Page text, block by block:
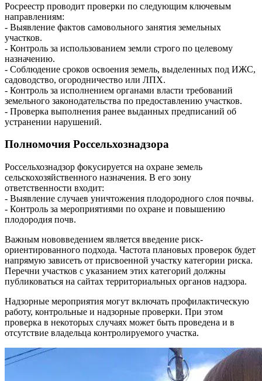
Росреестр проводит проверки по следующим ключевым
направлениям:
- Выявление фактов самовольного занятия земельных
участков.
- Контроль за использованием земли строго по целевому
назначению.
- Соблюдение сроков освоения земель, выделенных под ИЖС,
садоводство, огородничество или ЛПХ.
- Контроль за исполнением органами власти требований
земельного законодательства по предоставлению участков.
- Проверка выполнения ранее выданных предписаний об
устранении нарушений.
Полномочия Россельхознадзора
Россельхознадзор фокусируется на охране земель
сельскохозяйственного назначения. В его зону
ответственности входит:
- Выявление случаев уничтожения плодородного слоя почвы.
- Контроль за мероприятиями по охране и повышению
плодородия почв.
Важным нововведением является введение риск-
ориентированного подхода. Частота плановых проверок будет
напрямую зависеть от присвоенной участку категории риска.
Перечни участков с указанием этих категорий должны
публиковаться на сайтах территориальных органов надзора.
Надзорные мероприятия могут включать профилактическую
работу, контрольные и надзорные проверки. При этом
проверка в некоторых случаях может быть проведена и в
отсутствие владельца контролируемого участка.